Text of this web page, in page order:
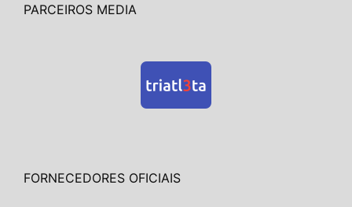
PARCEIROS MEDIA
FORNECEDORES OFICIAIS